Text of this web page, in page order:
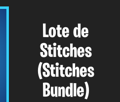
Lote de
Stitches
(Stitches
Bundle)